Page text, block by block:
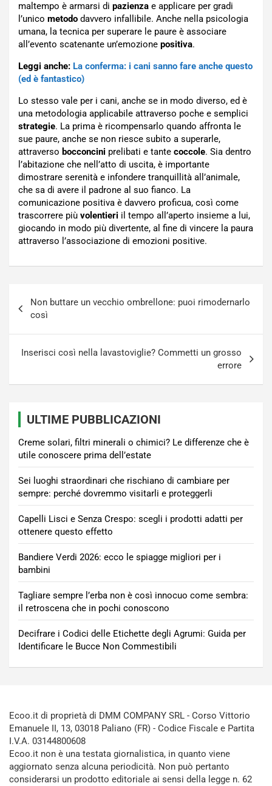
maltempo è armarsi di pazienza e applicare per gradi
l’unico metodo davvero infallibile. Anche nella psicologia
umana, la tecnica per superare le paure è associare
all’evento scatenante un’emozione positiva.
Leggi anche: La conferma: i cani sanno fare anche questo
(ed è fantastico)
Lo stesso vale per i cani, anche se in modo diverso, ed è
una metodologia applicabile attraverso poche e semplici
strategie. La prima è ricompensarlo quando affronta le
sue paure, anche se non riesce subito a superarle,
attraverso bocconcini prelibati e tante coccole. Sia dentro
l’abitazione che nell’atto di uscita, è importante
dimostrare serenità e infondere tranquillità all’animale,
che sa di avere il padrone al suo fianco. La
comunicazione positiva è davvero proficua, così come
trascorrere più volentieri il tempo all’aperto insieme a lui,
giocando in modo più divertente, al fine di vincere la paura
attraverso l’associazione di emozioni positive.
articoli
Non buttare un vecchio ombrellone: puoi rimodernarlo
così
Inserisci così nella lavastoviglie? Commetti un grosso
errore
ULTIME PUBBLICAZIONI
Creme solari, filtri minerali o chimici? Le differenze che è
utile conoscere prima dell’estate
Sei luoghi straordinari che rischiano di cambiare per
sempre: perché dovremmo visitarli e proteggerli
Capelli Lisci e Senza Crespo: scegli i prodotti adatti per
ottenere questo effetto
Bandiere Verdi 2026: ecco le spiagge migliori per i
bambini
Tagliare sempre l’erba non è così innocuo come sembra:
il retroscena che in pochi conoscono
Decifrare i Codici delle Etichette degli Agrumi: Guida per
Identificare le Bucce Non Commestibili
Ecoo.it di proprietà di DMM COMPANY SRL - Corso Vittorio
Emanuele II, 13, 03018 Paliano (FR) - Codice Fiscale e Partita
I.V.A. 03144800608
Ecoo.it non è una testata giornalistica, in quanto viene
aggiornato senza alcuna periodicità. Non può pertanto
considerarsi un prodotto editoriale ai sensi della legge n. 62